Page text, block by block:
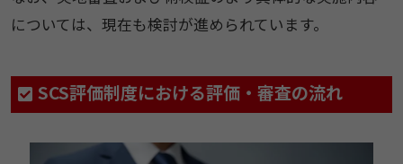
については、現在も検討が進められています。
SCS評価制度における評価・審査の流れ